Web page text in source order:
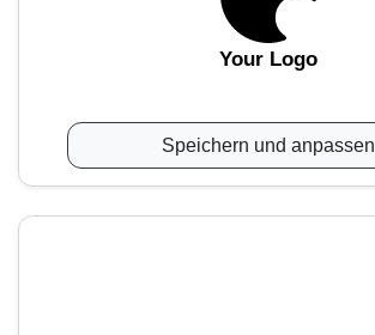
Your Logo
Speichern und anpassen